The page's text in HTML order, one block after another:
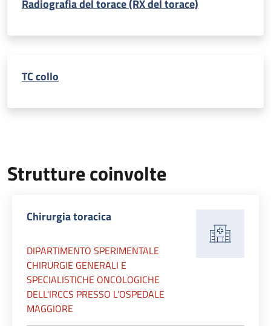
Radiografia del torace (RX del torace)
TC collo
Strutture coinvolte
Chirurgia toracica
DIPARTIMENTO SPERIMENTALE
CHIRURGIE GENERALI E
SPECIALISTICHE ONCOLOGICHE
DELL'IRCCS PRESSO L'OSPEDALE
MAGGIORE